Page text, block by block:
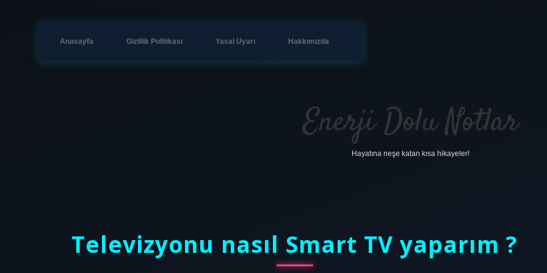
Anasayfa Gizlilik Politikası Yasal Uyarı Hakkımızda
Enerji Dolu Notlar
Hayatına neşe katan kısa hikayeler!
Televizyonu nasıl Smart TV yaparım ?